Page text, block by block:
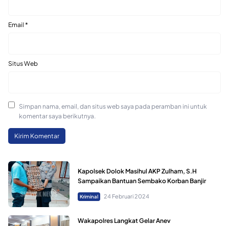
Email *
Situs Web
Simpan nama, email, dan situs web saya pada peramban ini untuk
komentar saya berikutnya.
Kapolsek Dolok Masihul AKP Zulham, S.H
Sampaikan Bantuan Sembako Korban Banjir
Kriminal 24 Februari 2024
Wakapolres Langkat Gelar Anev